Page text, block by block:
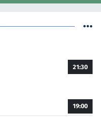
21:30
19:00